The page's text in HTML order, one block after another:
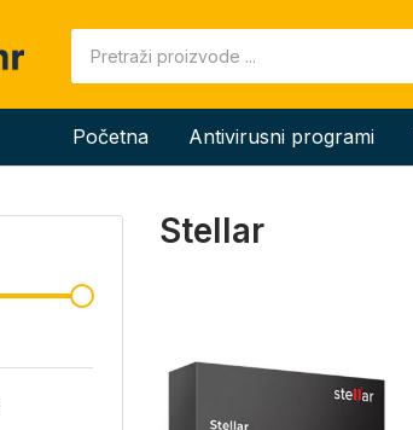
Početna Antivirusni programi
Stellar